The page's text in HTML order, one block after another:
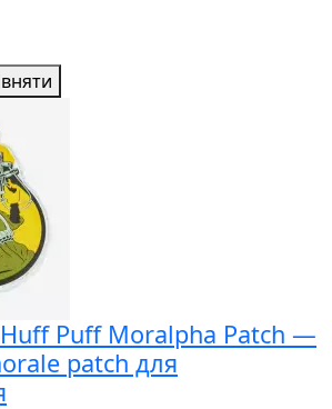
Huff Puff Moralpha Patch —
patch для